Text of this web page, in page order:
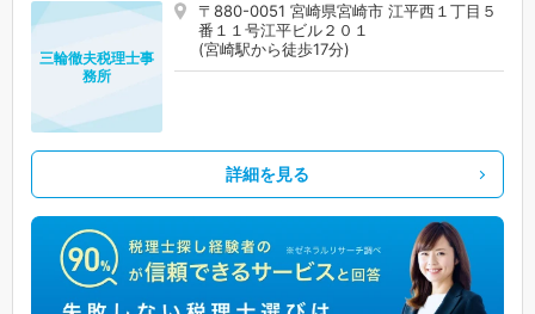
〒880-0051 宮崎県宮崎市 江平西１丁目５
番１１号江平ビル２０１
(宮崎駅から徒歩17分)
三輪徹夫税理士事
務所
詳細を見る